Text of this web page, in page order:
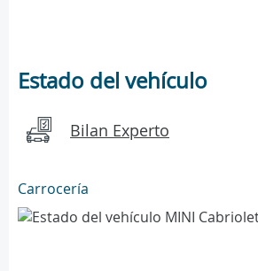
Estado del vehículo
Bilan Experto
Carrocería